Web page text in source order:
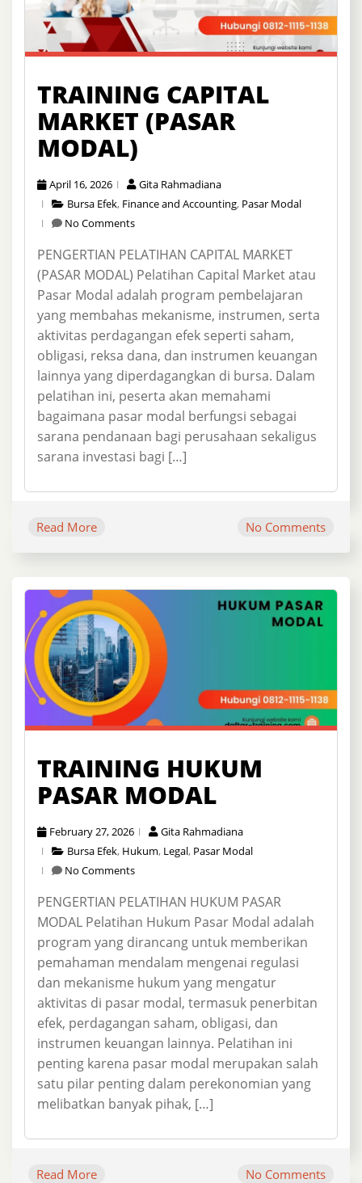
TRAINING CAPITAL
MARKET (PASAR
MODAL)
April 16, 2026
Gita Rahmadiana
Bursa Efek, Finance and Accounting, Pasar Modal
No Comments
PENGERTIAN PELATIHAN CAPITAL MARKET
(PASAR MODAL) Pelatihan Capital Market atau
Pasar Modal adalah program pembelajaran
yang membahas mekanisme, instrumen, serta
aktivitas perdagangan efek seperti saham,
obligasi, reksa dana, dan instrumen keuangan
lainnya yang diperdagangkan di bursa. Dalam
pelatihan ini, peserta akan memahami
bagaimana pasar modal berfungsi sebagai
sarana pendanaan bagi perusahaan sekaligus
sarana investasi bagi […]
Read More No Comments
TRAINING HUKUM
PASAR MODAL
February 27, 2026
Gita Rahmadiana
Bursa Efek, Hukum, Legal, Pasar Modal
No Comments
PENGERTIAN PELATIHAN HUKUM PASAR
MODAL Pelatihan Hukum Pasar Modal adalah
program yang dirancang untuk memberikan
pemahaman mendalam mengenai regulasi
dan mekanisme hukum yang mengatur
aktivitas di pasar modal, termasuk penerbitan
efek, perdagangan saham, obligasi, dan
instrumen keuangan lainnya. Pelatihan ini
penting karena pasar modal merupakan salah
satu pilar penting dalam perekonomian yang
melibatkan banyak pihak, […]
Read More No Comments